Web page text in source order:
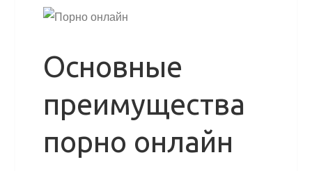
Основные
преимущества
порно онлайн